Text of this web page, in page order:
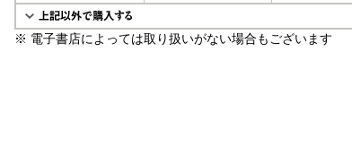
※ 電子書店によっては取り扱いがない場合もございます